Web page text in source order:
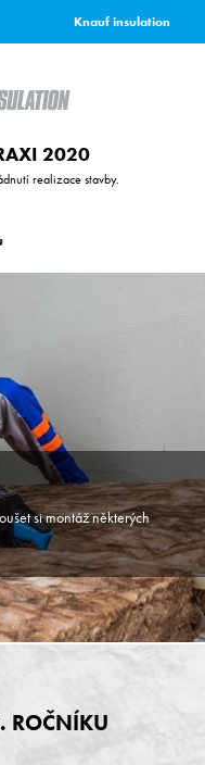
Knauf insulation
2020
realizace stavby.
si montáž některých
ROČNÍKU